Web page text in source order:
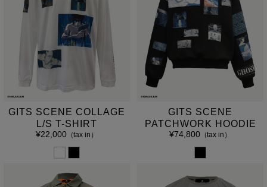
GITS SCENE COLLAGE
L/S T-SHIRT
¥22,000（tax in）
GITS SCENE
PATCHWORK HOODIE
¥74,800（tax in）